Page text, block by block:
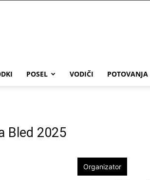
POSEL VODIČI POTOVANJA
Bled 2025
Organizator